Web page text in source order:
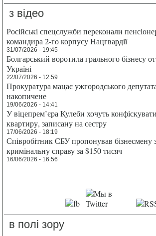
з відео
Російські спецслужби переконали
командира 2-го корпусу Нацгвардії
31/07/2026 - 19:45
Болгарський воротила грального бізнесу
Україні
22/07/2026 - 12:59
Прокуратура мацає ужгородського
накопичене
19/06/2026 - 14:41
У віцепрем’єра Кулеби хочуть
квартиру, записану на сестру
17/06/2026 - 18:19
Співробітник СБУ пропонував бізнесмену
кримінальну справу за $150 тисяч
16/06/2026 - 16:56
в полі зору